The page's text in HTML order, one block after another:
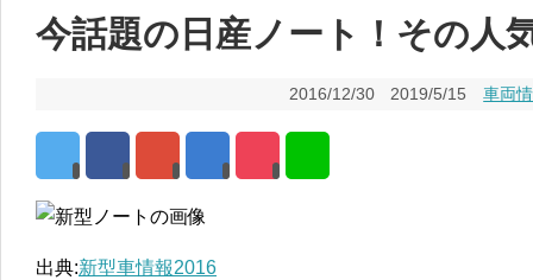
今話題の日産ノート！その人
2016/12/30 2019/5/15 車両
出典:新型車情報2016